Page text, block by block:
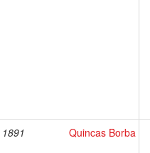
1891 Quincas Borba